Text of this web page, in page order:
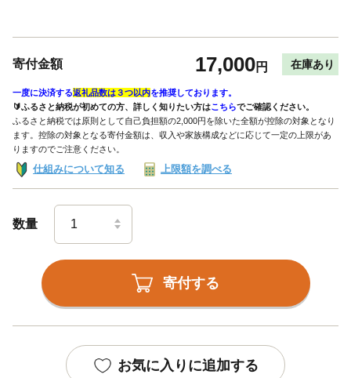
寄付金額 17,000円 在庫あり
一度に決済する返礼品数は３つ以内を推奨しております。
🔰ふるさと納税が初めての方、詳しく知りたい方はこちらでご確認ください。
ふるさと納税では原則として自己負担額の2,000円を除いた全額が控除の対象となり
ます。控除の対象となる寄付金額は、収入や家族構成などに応じて一定の上限があ
りますのでご注意ください。
仕組みについて知る 上限額を調べる
数量
寄付する
お気に入りに追加する